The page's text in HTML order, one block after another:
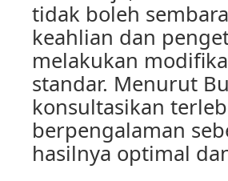
tidak boleh
keahlian dan
melakukan
standar. Menurut
konsultasikan
berpengalaman
hasilnya optimal